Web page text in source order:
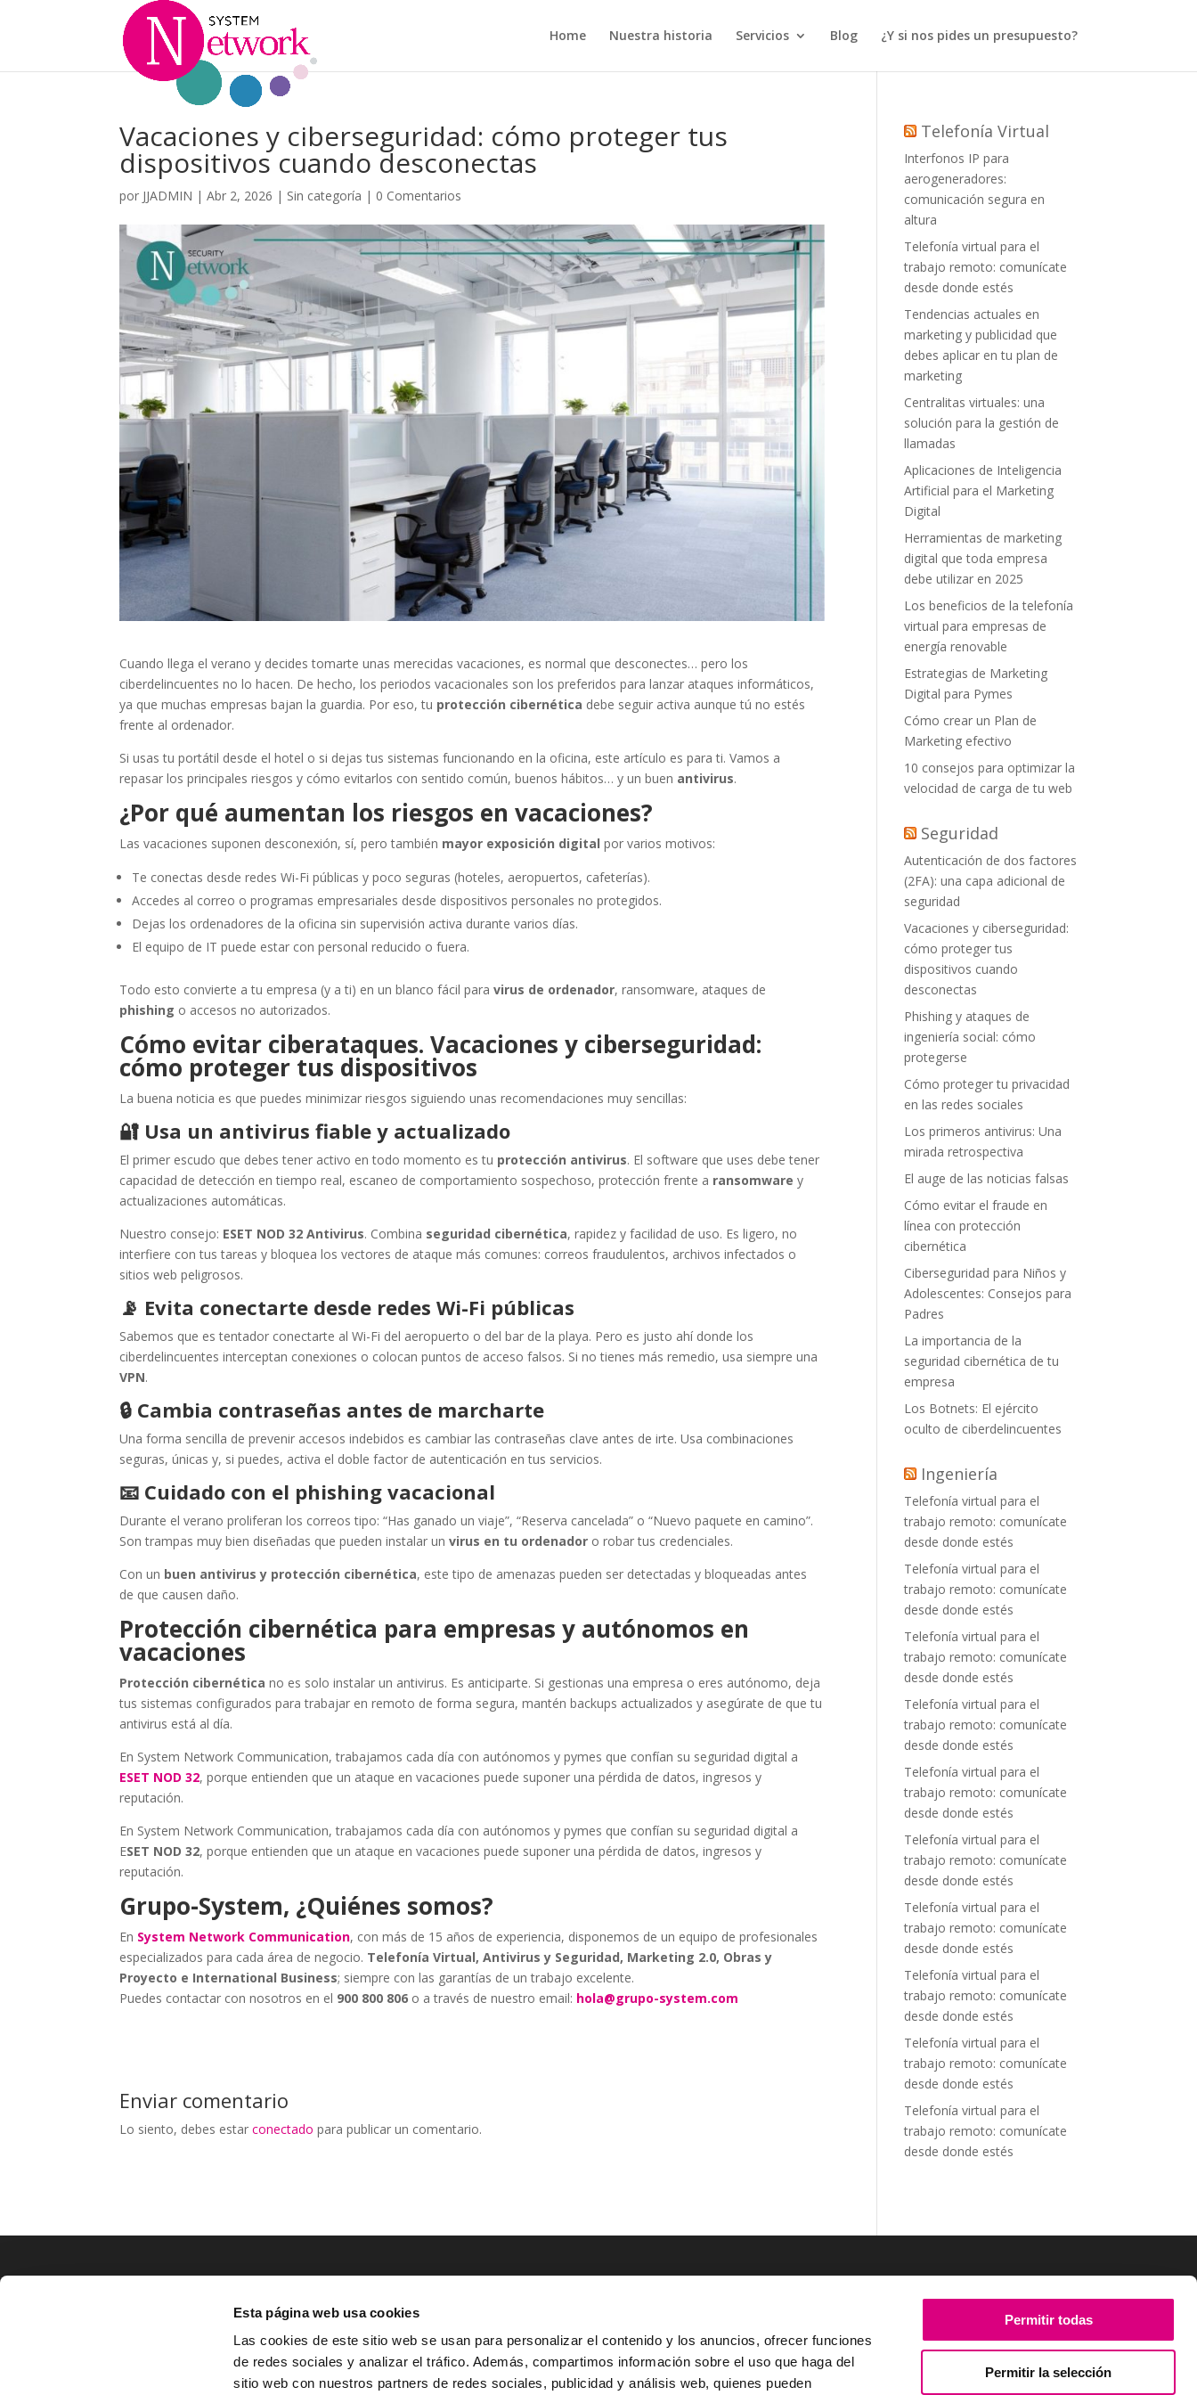
Esta página web usa cookies
Las cookies de este sitio web se usan para personalizar el contenido y los anuncios, ofrecer funciones
de redes sociales y analizar el tráfico. Además, compartimos información sobre el uso que haga del
sitio web con nuestros partners de redes sociales, publicidad y análisis web, quienes pueden
Permitir todas
Permitir la selección
Home Nuestra historia Servicios Blog ¿Y si nos pides un presupuesto?
Vacaciones y ciberseguridad: cómo proteger tus
dispositivos cuando desconectas
por JJADMIN |Abr 2, 2026 | Sin categoría | 0 Comentarios
Cuando llega el verano y decides tomarte unas merecidas vacaciones, es normal que desconectes… pero los
ciberdelincuentes no lo hacen. De hecho, los periodos vacacionales son los preferidos para lanzar ataques informáticos,
ya que muchas empresas bajan la guardia. Por eso, tu protección cibernética debe seguir activa aunque tú no estés
frente al ordenador.
Si usas tu portátil desde el hotel o si dejas tus sistemas funcionando en la oficina, este artículo es para ti. Vamos a
repasar los principales riesgos y cómo evitarlos con sentido común, buenos hábitos… y un buen antivirus.
¿Por qué aumentan los riesgos en vacaciones?
Las vacaciones suponen desconexión, sí, pero también mayor exposición digital por varios motivos:
Te conectas desde redes Wi-Fi públicas y poco seguras (hoteles, aeropuertos, cafeterías).
Accedes al correo o programas empresariales desde dispositivos personales no protegidos.
Dejas los ordenadores de la oficina sin supervisión activa durante varios días.
El equipo de IT puede estar con personal reducido o fuera.
Todo esto convierte a tu empresa (y a ti) en un blanco fácil paravirus de ordenador, ransomware, ataques de
phishing o accesos no autorizados.
Cómo evitar ciberataques. Vacaciones y ciberseguridad:
cómo proteger tus dispositivos
La buena noticia es que puedes minimizar riesgos siguiendo unas recomendaciones muy sencillas:
🔐 Usa un antivirus fiable y actualizado
El primer escudo que debes tener activo en todo momento es tu protección antivirus. El software que uses debe tener
capacidad de detección en tiempo real, escaneo de comportamiento sospechoso, protección frente a ransomware y
actualizaciones automáticas.
Nuestro consejo: ESET NOD 32 Antivirus. Combina seguridad cibernética, rapidez y facilidad de uso. Es ligero, no
interfiere con tus tareas y bloquea los vectores de ataque más comunes: correos fraudulentos, archivos infectados o
sitios web peligrosos.
📡 Evita conectarte desde redes Wi-Fi públicas
Sabemos que es tentador conectarte al Wi-Fi del aeropuerto o del bar de la playa. Pero es justo ahí donde los
ciberdelincuentes interceptan conexiones o colocan puntos de acceso falsos. Si no tienes más remedio, usa siempre una
VPN.
🔒 Cambia contraseñas antes de marcharte
Una forma sencilla de prevenir accesos indebidos es cambiar las contraseñas clave antes de irte. Usa combinaciones
seguras, únicas y, si puedes, activa el doble factor de autenticación en tus servicios.
📧 Cuidado con el phishing vacacional
Durante el verano proliferan los correos tipo: “Has ganado un viaje”, “Reserva cancelada” o “Nuevo paquete en camino”.
Son trampas muy bien diseñadas que pueden instalar unvirus en tu ordenador o robar tus credenciales.
Con un buen antivirus y protección cibernética, este tipo de amenazas pueden ser detectadas y bloqueadas antes
de que causen daño.
Protección cibernética para empresas y autónomos en
vacaciones
Protección cibernética no es solo instalar un antivirus. Es anticiparte. Si gestionas una empresa o eres autónomo, deja
tus sistemas configurados para trabajar en remoto de forma segura, mantén backups actualizados y asegúrate de que tu
antivirus está al día.
En System Network Communication, trabajamos cada día con autónomos y pymes que confían su seguridad digital a
ESET NOD 32, porque entienden que un ataque en vacaciones puede suponer una pérdida de datos, ingresos y
reputación.
En System Network Communication, trabajamos cada día con autónomos y pymes que confían su seguridad digital a
ESET NOD 32, porque entienden que un ataque en vacaciones puede suponer una pérdida de datos, ingresos y
reputación.
Grupo-System, ¿Quiénes somos?
En System Network Communication, con más de 15 años de experiencia, disponemos de un equipo de profesionales
especializados para cada área de negocio. Telefonía Virtual, Antivirus y Seguridad, Marketing 2.0, Obras y
Proyecto e International Business; siempre con las garantías de un trabajo excelente.
Puedes contactar con nosotros en el 900 800 806 o a través de nuestro email: hola@grupo-system.com
Enviar comentario
Lo siento, debes estarconectado para publicar un comentario.
Telefonía Virtual
Interfonos IP para
aerogeneradores:
comunicación segura en
altura
Telefonía virtual para el
trabajo remoto: comunícate
desde donde estés
Tendencias actuales en
marketing y publicidad que
debes aplicar en tu plan de
marketing
Centralitas virtuales: una
solución para la gestión de
llamadas
Aplicaciones de Inteligencia
Artificial para el Marketing
Digital
Herramientas de marketing
digital que toda empresa
debe utilizar en 2025
Los beneficios de la telefonía
virtual para empresas de
energía renovable
Estrategias de Marketing
Digital para Pymes
Cómo crear un Plan de
Marketing efectivo
10 consejos para optimizar la
velocidad de carga de tu web
Seguridad
Autenticación de dos factores
(2FA): una capa adicional de
seguridad
Vacaciones y ciberseguridad:
cómo proteger tus
dispositivos cuando
desconectas
Phishing y ataques de
ingeniería social: cómo
protegerse
Cómo proteger tu privacidad
en las redes sociales
Los primeros antivirus: Una
mirada retrospectiva
El auge de las noticias falsas
Cómo evitar el fraude en
línea con protección
cibernética
Ciberseguridad para Niños y
Adolescentes: Consejos para
Padres
La importancia de la
seguridad cibernética de tu
empresa
Los Botnets: El ejército
oculto de ciberdelincuentes
Ingeniería
Telefonía virtual para el
trabajo remoto: comunícate
desde donde estés
Telefonía virtual para el
trabajo remoto: comunícate
desde donde estés
Telefonía virtual para el
trabajo remoto: comunícate
desde donde estés
Telefonía virtual para el
trabajo remoto: comunícate
desde donde estés
Telefonía virtual para el
trabajo remoto: comunícate
desde donde estés
Telefonía virtual para el
trabajo remoto: comunícate
desde donde estés
Telefonía virtual para el
trabajo remoto: comunícate
desde donde estés
Telefonía virtual para el
trabajo remoto: comunícate
desde donde estés
Telefonía virtual para el
trabajo remoto: comunícate
desde donde estés
Telefonía virtual para el
trabajo remoto: comunícate
desde donde estés
LOCALIZACIÓN
Av. Zaragoza, Nº37, 1ºB,
31500 Tudela, Navarra
CONTACTO
 Tel.: (+34) 900 800 806 ^ Aviso Legal